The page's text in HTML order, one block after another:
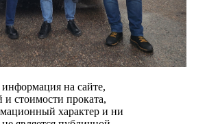
на сайте,
и стоимости проката,
характер и ни